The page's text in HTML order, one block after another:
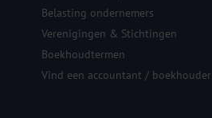
Belasting ondernemers
Verenigingen & Stichtingen
Boekhoudtermen
Vind een accountant / boekhouder